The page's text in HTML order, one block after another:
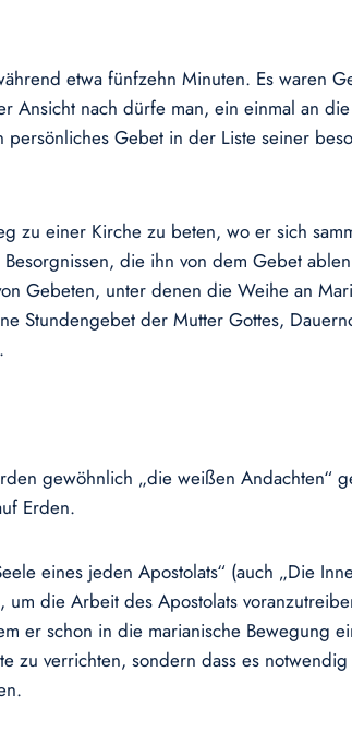
etwa fünfzehn Minuten. Es waren
nach dürfe man, ein einmal an
Gebet in der Liste seiner
zu einer Kirche zu beten, wo er sich
die ihn von dem Gebet
Gebeten, unter denen die Weihe an
Stundengebet der Mutter Gottes,
gewöhnlich „die weißen Andachten“
Erden.
eines jeden Apostolats“ (auch „Die
die Arbeit des Apostolats
er schon in die marianische Bewegung
verrichten, sondern dass es